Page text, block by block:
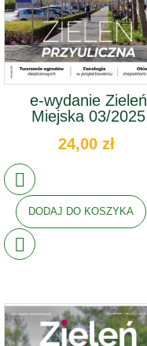
e-wydanie Zieleń
Miejska 03/2025
24,00 zł
DODAJ DO KOSZYKA